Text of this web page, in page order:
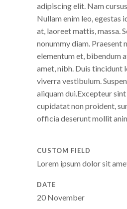
adipiscing elit. Nam
Nullam enim leo, egestas
at, laoreet mattis, massa.
nonummy diam. Praesent
elementum et, bibendum
amet, nibh. Duis tincidunt
viverra vestibulum.
aliquam dui.Excepteur
cupidatat non proident,
officia deserunt mollit
CUSTOM FIELD
Lorem ipsum dolor sit
DATE
20 November